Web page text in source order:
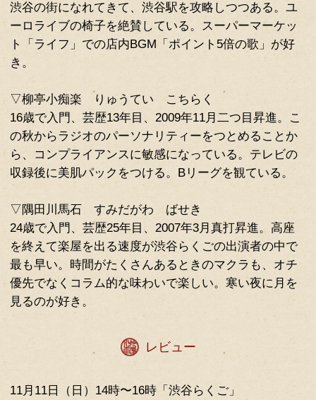
▽立川こしら たてかわ こしら
21歳で入門、芸歴21年目、2012年12
トワークが軽く、日本のみならず海外
催。仮想通貨に詳しい。ヒューストン
座を明るくするLEDライトをウェブで
ポケモンGOでデオキシスをゲットし
▽柳亭市童 りゅうてい いちどう
18歳で入門、芸歴9年目、2015年5月
渋谷の街になれてきて、渋谷駅を攻略
ーロライブの椅子を絶賛している。ス